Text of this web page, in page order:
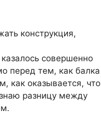
конструкция,
совершенно
перед тем, как балка
как оказывается, что
разницу между